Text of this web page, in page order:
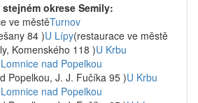
okrese Semily:
ve městěTurnov
84 )U Lípy(restaurace ve městě
Komenského 118 )U Krbu
Lomnice nad Popelkou
Popelkou, J. J. Fučíka 95 )U Krbu
Lomnice nad Popelkou